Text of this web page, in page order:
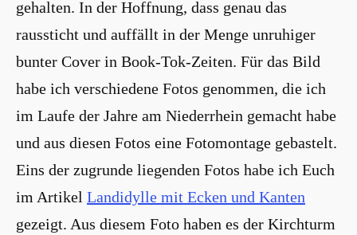
gehalten. In der Hoffnung, dass genau das
raussticht und auffällt in der Menge unruhiger
bunter Cover in Book-Tok-Zeiten. Für das Bild
habe ich verschiedene Fotos genommen, die ich
im Laufe der Jahre am Niederrhein gemacht habe
und aus diesen Fotos eine Fotomontage gebastelt.
Eins der zugrunde liegenden Fotos habe ich Euch
im Artikel Landidylle mit Ecken und Kanten
gezeigt. Aus diesem Foto haben es der Kirchturm